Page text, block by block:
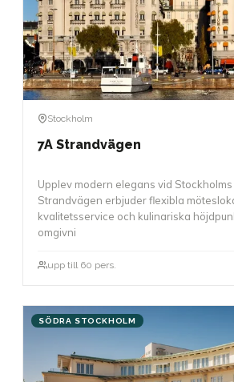
Stockholm
7A Strandvägen
Upplev modern elegans vid
Strandvägen erbjuder flexibla
kvalitetsservice och kulinariska
omgivni
upp till 60 pers.
SÖDRA STOCKHOLM